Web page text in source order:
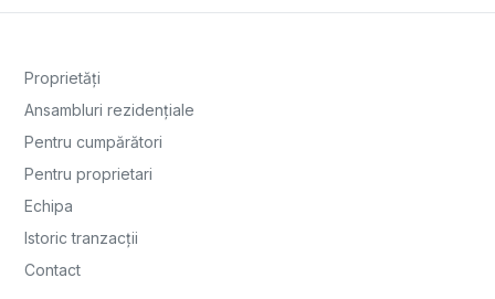
Proprietăți
Ansambluri rezidențiale
Pentru cumpărători
Pentru proprietari
Echipa
Istoric tranzacții
Contact